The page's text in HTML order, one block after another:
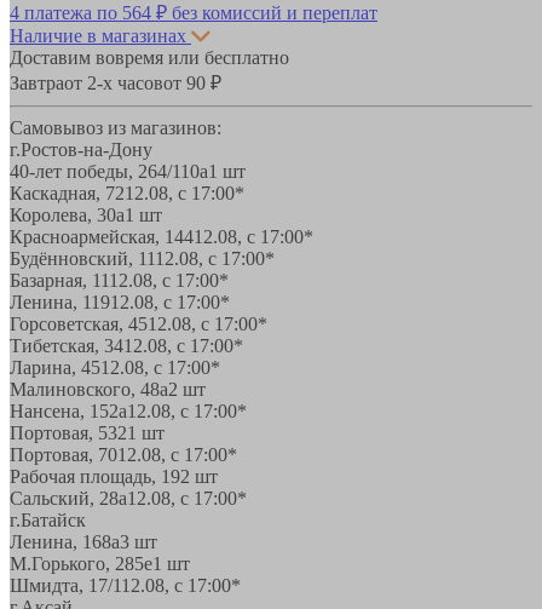
4 платежа по 564 ₽ без комиссий и переплат
Наличие в магазинах
Доставим вовремя или бесплатно
Завтраот 2-х часовот 90 ₽
Самовывоз из магазинов:
г.Ростов-на-Дону
40-лет победы, 264/110а1 шт
Каскадная, 7212.08, с 17:00*
Королева, 30а1 шт
Красноармейская, 14412.08, с 17:00*
Будённовский, 1112.08, с 17:00*
Базарная, 1112.08, с 17:00*
Ленина, 11912.08, с 17:00*
Горсоветская, 4512.08, с 17:00*
Тибетская, 3412.08, с 17:00*
Ларина, 4512.08, с 17:00*
Малиновского, 48а2 шт
Нансена, 152а12.08, с 17:00*
Портовая, 5321 шт
Портовая, 7012.08, с 17:00*
Рабочая площадь, 192 шт
Сальский, 28a12.08, с 17:00*
г.Батайск
Ленина, 168а3 шт
М.Горького, 285е1 шт
Шмидта, 17/112.08, с 17:00*